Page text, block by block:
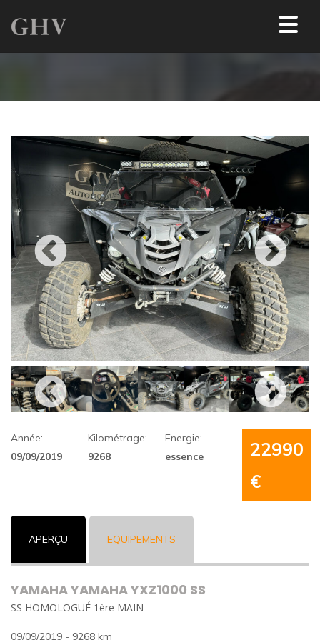
Année:
09/09/2019
Kilométrage:
9268
Energie:
essence
22990
€
APERÇU EQUIPEMENTS
YAMAHA YAMAHA YXZ1000 SS
SS HOMOLOGUÉ 1ère MAIN
09/09/2019 - 9268 km